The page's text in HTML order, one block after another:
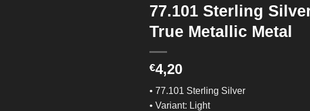
77.101 Sterling
True Metallic Metal
€4,20
• 77.101 Sterling Silver
• Variant: Light